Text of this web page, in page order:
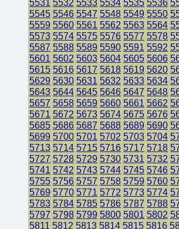
5531 5532 5533 5534 5535 5536
5545 5546 5547 5548 5549 5550
5559 5560 5561 5562 5563 5564
5573 5574 5575 5576 5577 5578
5587 5588 5589 5590 5591 5592
5601 5602 5603 5604 5605 5606
5615 5616 5617 5618 5619 5620
5629 5630 5631 5632 5633 5634
5643 5644 5645 5646 5647 5648
5657 5658 5659 5660 5661 5662
5671 5672 5673 5674 5675 5676
5685 5686 5687 5688 5689 5690
5699 5700 5701 5702 5703 5704
5713 5714 5715 5716 5717 5718
5727 5728 5729 5730 5731 5732
5741 5742 5743 5744 5745 5746
5755 5756 5757 5758 5759 5760
5769 5770 5771 5772 5773 5774
5783 5784 5785 5786 5787 5788
5797 5798 5799 5800 5801 5802
5811 5812 5813 5814 5815 5816